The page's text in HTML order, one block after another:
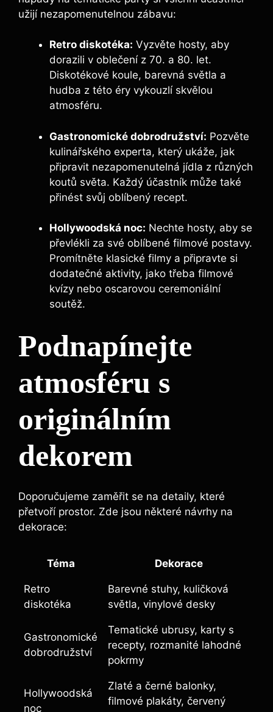
užijí nezapomenutelnou zábavu:
Retro diskotéka: Vyzvěte hosty, aby
dorazili v oblečení z 70. a 80. let.
Diskotékové koule, barevná světla a
hudba z této éry vykouzlí skvělou
atmosféru.
Gastronomické dobrodružství: Pozvěte
kulinářského experta, který ukáže, jak
připravit nezapomenutelná jídla z různých
koutů světa. Každý účastník může také
přinést svůj oblíbený recept.
Hollywoodská noc: Nechte hosty, aby se
převlékli za své oblíbené filmové postavy.
Promítněte klasické filmy a připravte si
dodatečné aktivity, jako třeba filmové
kvízy nebo oscarovou ceremoniální
soutěž.
Podnapínejte
atmosféru s
originálním
dekorem
Doporučujeme zaměřit se na detaily, které
přetvoří prostor. Zde jsou některé návrhy na
dekorace:
Téma Dekorace
Retro
diskotéka
Barevné stuhy, kuličková
světla, vinylové desky
Gastronomické
dobrodružství
Tematické ubrusy, karty s
recepty, rozmanité lahodné
pokrmy
Hollywoodská
noc
Zlaté a černé balonky,
filmové plakáty, červený